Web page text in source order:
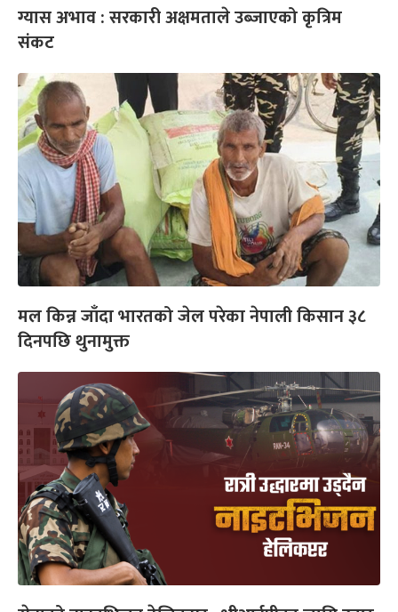
ग्यास अभाव : सरकारी अक्षमताले उब्जाएको कृत्रिम
संकट
मल किन्न जाँदा भारतको जेल परेका नेपाली किसान ३८
दिनपछि थुनामुक्त